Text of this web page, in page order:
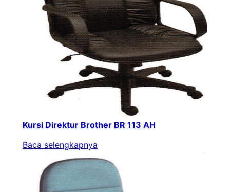
Kursi Direktur Brother BR 113 AH
Baca selengkapnya